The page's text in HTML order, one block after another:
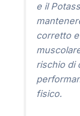
e il
corretto
rischio di
fisico.